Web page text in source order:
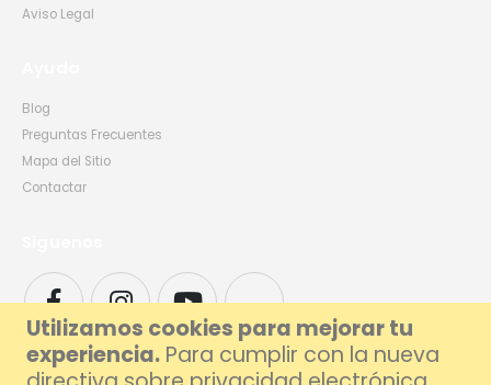
Utilizamos cookies para mejorar tu
experiencia. Para cumplir con la nueva
Aviso Legal
Blog
Preguntas Frecuentes
Mapa del Sitio
Contactar